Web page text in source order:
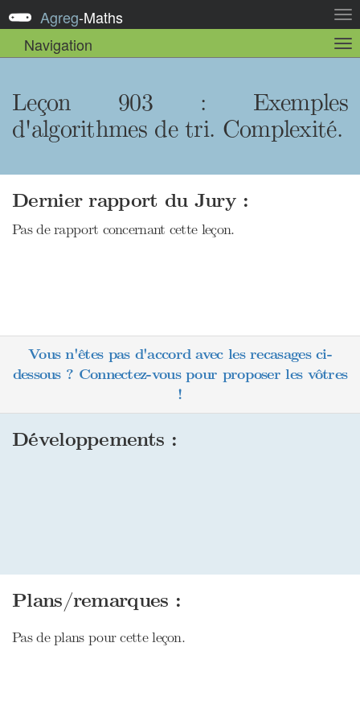
la
Agreg-Maths
Navigation
la
Leçon 903 : Exemples
d'algorithmes de tri. Complexité.
Dernier rapport du Jury :
Pas de rapport concernant cette leçon.
Vous n'êtes pas d'accord avec les recasages ci-
dessous ? Connectez-vous pour proposer les vôtres
!
Développements :
Plans/remarques :
Pas de plans pour cette leçon.